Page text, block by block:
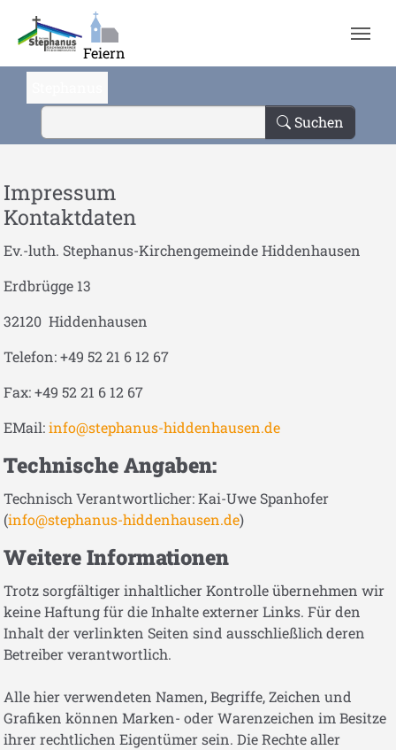
Zum Hauptinhalt springen
Feiern
Suchen
Impressum
Kontaktdaten
Ev.-luth. Stephanus-Kirchengemeinde Hiddenhausen
Erdbrügge 13
32120 Hiddenhausen
Telefon: +49 52 21 6 12 67
Fax: +49 52 21 6 12 67
EMail:info@stephanus-hiddenhausen.de
Technische Angaben:
Technisch Verantwortlicher: Kai-Uwe Spanhofer
(info@stephanus-hiddenhausen.de)
Weitere Informationen
Trotz sorgfältiger inhaltlicher Kontrolle übernehmen wir
keine Haftung für die Inhalte externer Links. Für den
Inhalt der verlinkten Seiten sind ausschließlich deren
Betreiber verantwortlich.
Alle hier verwendeten Namen, Begriffe, Zeichen und
Grafiken können Marken- oder Warenzeichen im Besitze
ihrer rechtlichen Eigentümer sein. Die Rechte aller